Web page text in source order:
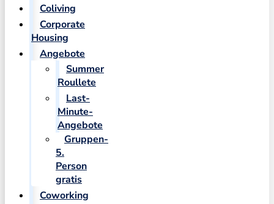
Coliving
Corporate
Housing
Angebote
Summer
Roullete
Last-
Minute-
Angebote
Gruppen-
5.
Person
gratis
Coworking